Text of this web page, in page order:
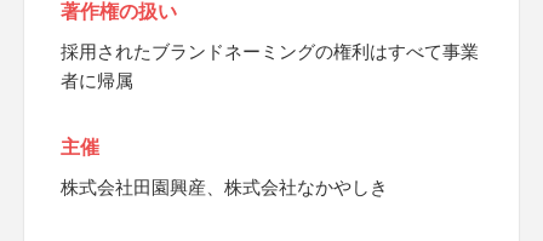
著作権の扱い
採用されたブランドネーミングの権利はすべて事業
者に帰属
主催
株式会社田園興産、株式会社なかやしき